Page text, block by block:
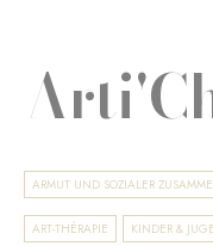
ARMUT UND SOZIALER
ART-THÉRAPIE KINDER &